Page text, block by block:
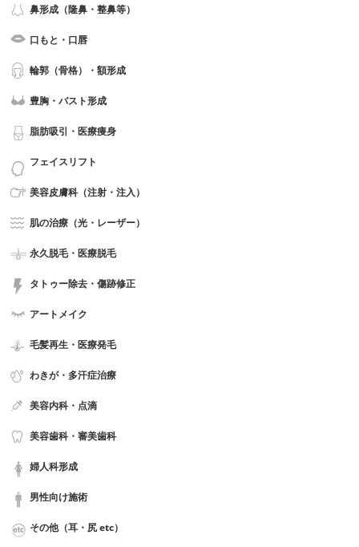
鼻形成（隆鼻・整鼻等）
口もと・口唇
輪郭（骨格）・額形成
豊胸・バスト形成
脂肪吸引・医療痩身
フェイスリフト
美容皮膚科（注射・注入）
肌の治療（光・レーザー）
永久脱毛・医療脱毛
タトゥー除去・傷跡修正
アートメイク
毛髪再生・医療発毛
わきが・多汗症治療
美容内科・点滴
美容歯科・審美歯科
婦人科形成
男性向け施術
その他（耳・尻 etc）